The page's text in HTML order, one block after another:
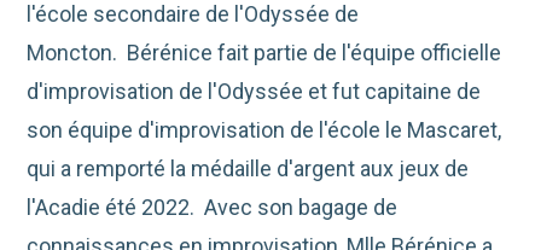
l'école secondaire de l'Odyssée de
Moncton. Bérénice fait partie de l'équipe officielle
d'improvisation de l'Odyssée et fut capitaine de
son équipe d'improvisation de l'école le Mascaret,
qui a remporté la médaille d'argent aux jeux de
l'Acadie été 2022. Avec son bagage de